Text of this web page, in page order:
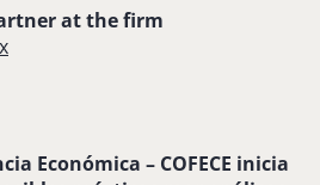
at the firm
Económica – COFECE inicia